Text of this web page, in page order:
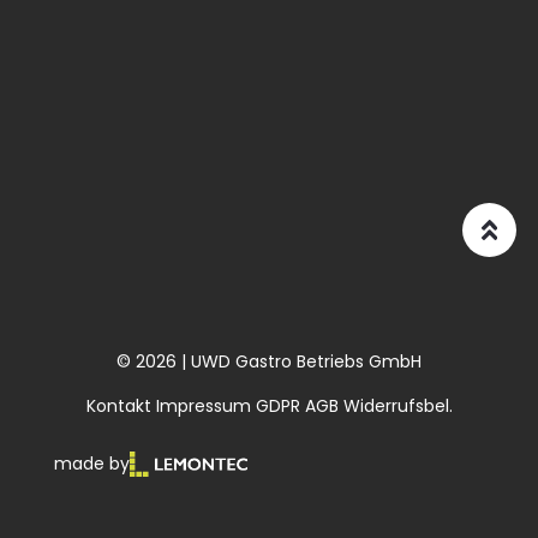
© 2026 | UWD Gastro Betriebs GmbH
Kontakt Impressum GDPR AGB Widerrufsbel.
made by